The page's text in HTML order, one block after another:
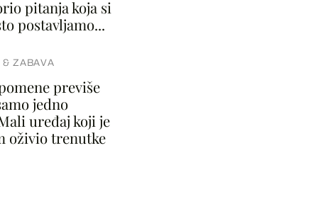
pitanja koja si
postavljamo...
& ZABAVA
previše
jedno
uređaj koji je
oživio trenutke